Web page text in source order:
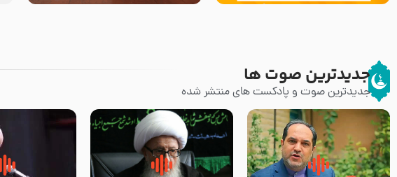
جدیدترین صوت ها
جدیدترین صوت و پادکست های منتشر شده